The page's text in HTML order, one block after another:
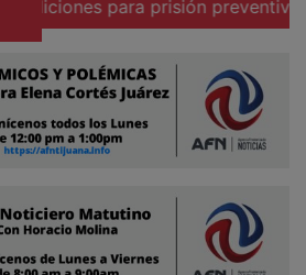
para prisión preventiva